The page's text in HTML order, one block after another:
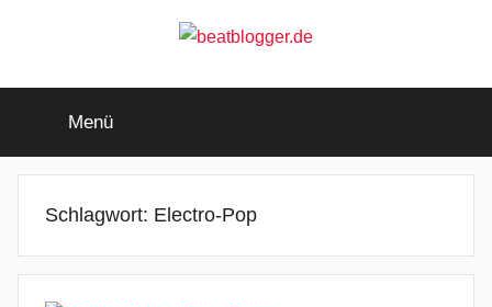
beatblogger.de
beat
goes
Menü
Schlagwort: Electro-Pop